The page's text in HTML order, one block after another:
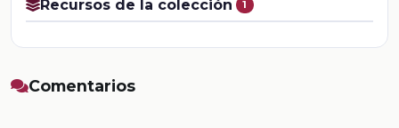
Recursos de la colección 1
Comentarios